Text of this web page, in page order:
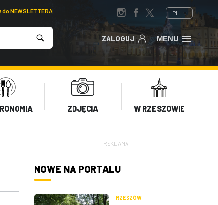
do NEWSLETTERA PL
ZALOGUJ MENU
ZDJĘCIA W RZESZOWIE
REKLAMA
NOWE NA PORTALU
RZESZÓW